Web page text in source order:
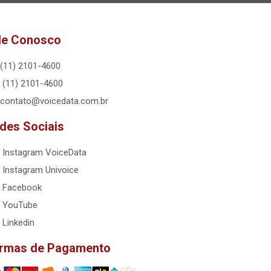
Conosco
(11) 2101-4600
(11) 2101-4600
contato@voicedata.com.br
Sociais
Instagram VoiceData
Instagram Univoice
Facebook
YouTube
Linkedin
de Pagamento